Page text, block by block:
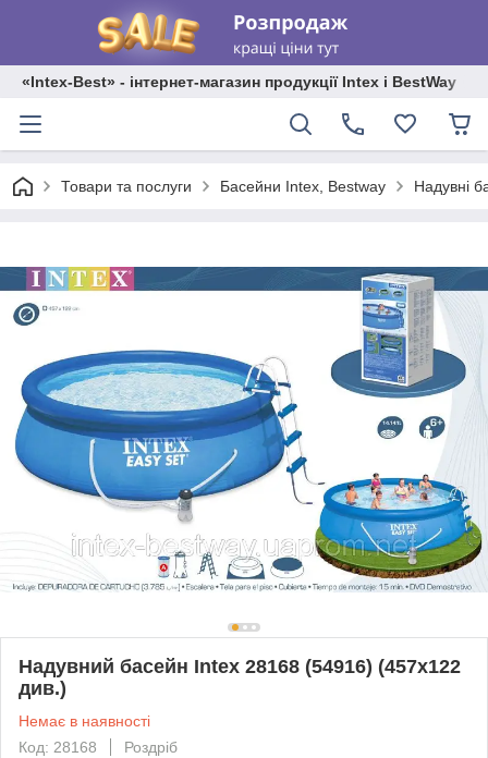
«Intex-Best» - інтернет-магазин продукції Intex і BestWay
Товари та послуги Басейни Intex, Bestway Надувні
Надувний басейн Intex 28168 (54916) (457х122
див.)
Немає в наявності
Код: 28168
Роздріб